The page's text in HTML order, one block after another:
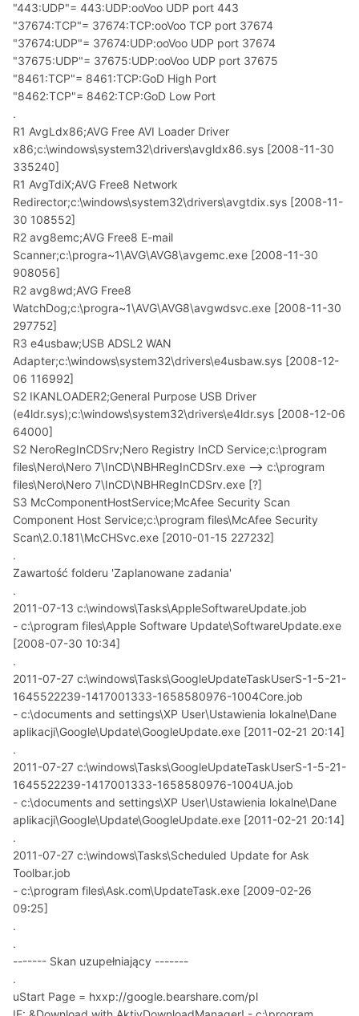
"443:UDP"= 443:UDP:ooVoo UDP port 443
"37674:TCP"= 37674:TCP:ooVoo TCP port 37674
"37674:UDP"= 37674:UDP:ooVoo UDP port 37674
"37675:UDP"= 37675:UDP:ooVoo UDP port 37675
"8461:TCP"= 8461:TCP:GoD High Port
"8462:TCP"= 8462:TCP:GoD Low Port
.
R1 AvgLdx86;AVG Free AVI Loader Driver
x86;c:\windows\system32\drivers\avgldx86.sys [2008-11-30
335240]
R1 AvgTdiX;AVG Free8 Network
Redirector;c:\windows\system32\drivers\avgtdix.sys [2008-11-
30 108552]
R2 avg8emc;AVG Free8 E-mail
Scanner;c:\progra~1\AVG\AVG8\avgemc.exe [2008-11-30
908056]
R2 avg8wd;AVG Free8
WatchDog;c:\progra~1\AVG\AVG8\avgwdsvc.exe [2008-11-30
297752]
R3 e4usbaw;USB ADSL2 WAN
Adapter;c:\windows\system32\drivers\e4usbaw.sys [2008-12-
06 116992]
S2 IKANLOADER2;General Purpose USB Driver
(e4ldr.sys);c:\windows\system32\drivers\e4ldr.sys [2008-12-06
64000]
S2 NeroRegInCDSrv;Nero Registry InCD Service;c:\program
files\Nero\Nero 7\InCD\NBHRegInCDSrv.exe --> c:\program
files\Nero\Nero 7\InCD\NBHRegInCDSrv.exe [?]
S3 McComponentHostService;McAfee Security Scan
Component Host Service;c:\program files\McAfee Security
Scan\2.0.181\McCHSvc.exe [2010-01-15 227232]
.
Zawartość folderu 'Zaplanowane zadania'
.
2011-07-13 c:\windows\Tasks\AppleSoftwareUpdate.job
- c:\program files\Apple Software Update\SoftwareUpdate.exe
[2008-07-30 10:34]
.
2011-07-27 c:\windows\Tasks\GoogleUpdateTaskUserS-1-5-21-
1645522239-1417001333-1658580976-1004Core.job
- c:\documents and settings\XP User\Ustawienia lokalne\Dane
aplikacji\Google\Update\GoogleUpdate.exe [2011-02-21 20:14]
.
2011-07-27 c:\windows\Tasks\GoogleUpdateTaskUserS-1-5-21-
1645522239-1417001333-1658580976-1004UA.job
- c:\documents and settings\XP User\Ustawienia lokalne\Dane
aplikacji\Google\Update\GoogleUpdate.exe [2011-02-21 20:14]
.
2011-07-27 c:\windows\Tasks\Scheduled Update for Ask
Toolbar.job
- c:\program files\Ask.com\UpdateTask.exe [2009-02-26
09:25]
.
.
------- Skan uzupełniający -------
.
uStart Page = hxxp://google.bearshare.com/pl